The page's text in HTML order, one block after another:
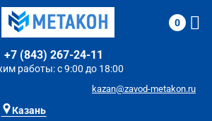
Казань
работы: с 9:00 до 18:00
+7 (843) 267-24-11
kazan@zavod-metakon.ru
0